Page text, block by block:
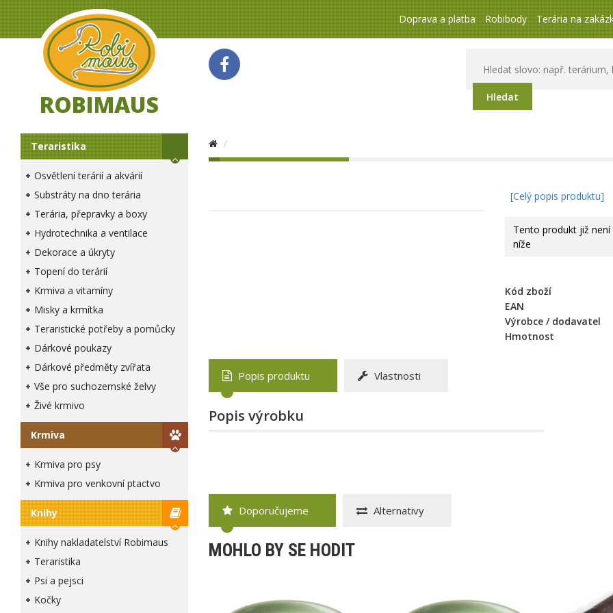
ROBIMAUS
Doprava a platba Robibody Terária na
Hledat
Teraristika
Osvětlení terárií a akvárií
Substráty na dno terária
Terária, přepravky a boxy
Hydrotechnika a ventilace
Dekorace a úkryty
Topení do terárií
Krmiva a vitamíny
Misky a krmítka
Teraristické potřeby a pomůcky
Dárkové poukazy
Dárkové předměty zvířata
Vše pro suchozemské želvy
Živé krmivo
Krmiva
Krmiva pro psy
Krmiva pro venkovní ptactvo
Knihy
Knihy nakladatelství Robimaus
Teraristika
Psi a pejsci
Kočky
[Celý popis produktu]
Tento produkt již
níže
Kód zboží
EAN
Výrobce / dodavatel
Hmotnost
Popis produktu Vlastnosti
Popis výrobku
Doporučujeme Alternativy
MOHLO BY SE HODIT